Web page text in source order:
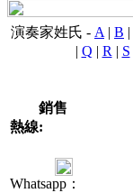
演奏家姓氏 - A | B |
| Q | R | S
銷售
熱線:
Whatsapp：